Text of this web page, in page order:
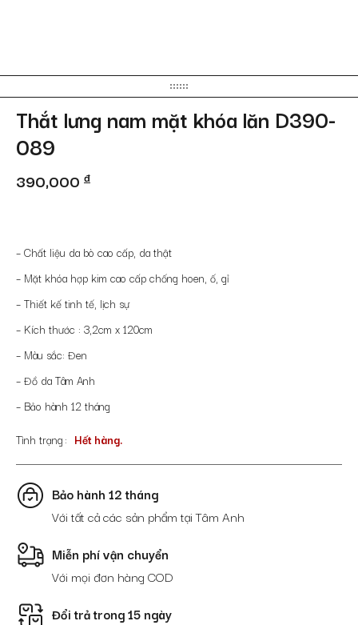
Thắt lưng nam mặt khóa lăn D390-
089
390,000 đ
– Chất liệu da bò cao cấp, da thật
– Mặt khóa hợp kim cao cấp chống hoen, ố, gỉ
– Thiết kế tinh tế, lịch sự
– Kích thước : 3,2cm x 120cm
– Màu sắc: Đen
– Đồ da Tâm Anh
– Bảo hành 12 tháng
Tình trạng
Hết hàng.
Bảo hành 12 tháng
Với tất cả các sản phẩm tại Tâm Anh
Miễn phí vận chuyển
Với mọi đơn hàng COD
Đổi trả trong 15 ngày